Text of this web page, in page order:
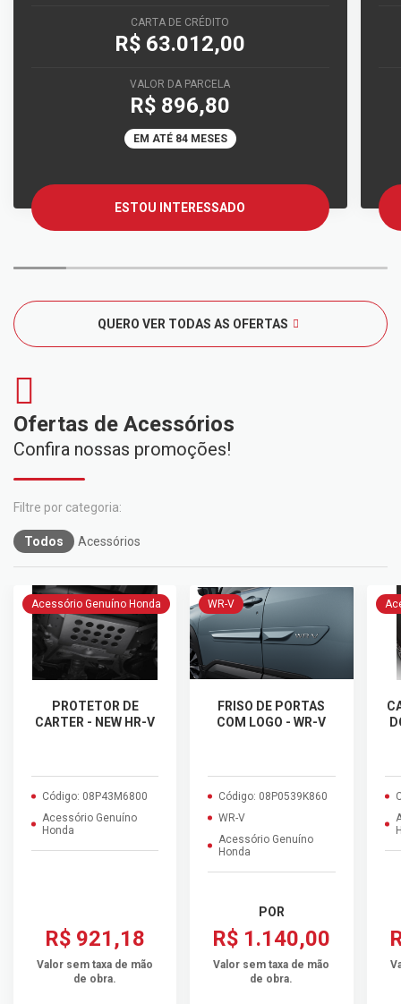
CARTA DE CRÉDITO
R$ 63.012,00
VALOR DA PARCELA
R$ 896,80
EM ATÉ 84 MESES
ESTOU INTERESSADO
QUERO VER TODAS AS OFERTAS
Ofertas de Acessórios
Confira nossas promoções!
Todos Acessórios
Acessório Genuíno Honda
PROTETOR DE
CARTER - NEW HR-V
Código: 08P43M6800
Acessório Genuíno
Honda
R$ 921,18
Valor sem taxa de mão
de obra.
WR-V
FRISO DE PORTAS
COM LOGO - WR-V
Código: 08P0539K860
WR-V
Acessório Genuíno
Honda
POR
R$ 1.140,00
Valor sem taxa de mão
de obra.